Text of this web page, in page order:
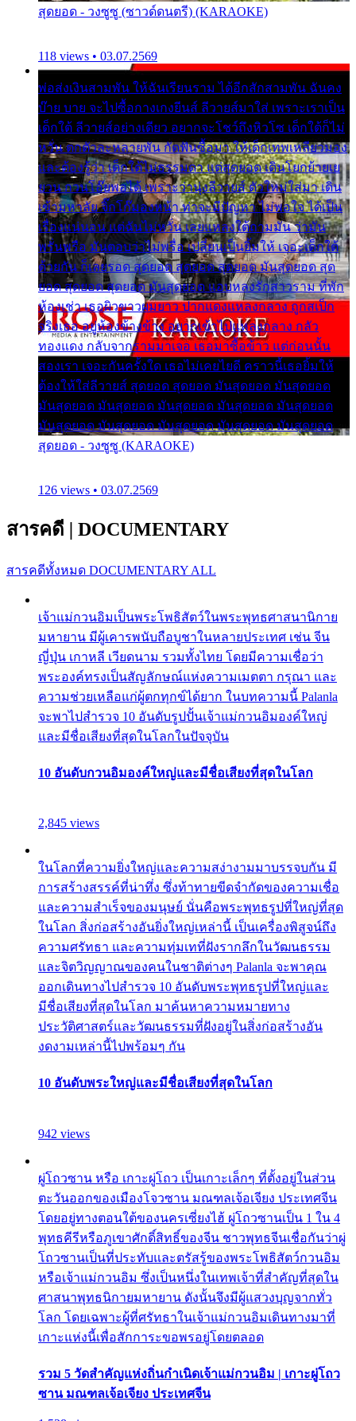
สุดยอด - วงซูซู (ซาวด์ดนตรี) (KARAOKE)
118 views • 03.07.2569
พ่อส่งเงินสามพัน ให้ฉันเรียนราม ได้อีกสักสามพัน ฉันคง
บ๊าย บาย จะไปซื้อกางเกงยีนส์ ลีวายส์มาใส่ เพราะเราเป็น
เด็กใต้ ลีวายส์อย่างเดียว อยากจะโชว์ถึงหิวโซ เด็กใต้ก็ไม่
หวั่น ตกตัวละหลายพัน กัดฟันซื้อมา ให้เด็กเทพเหลียวมอง
และต้องรู้ว่า เด็กใต้ไม่ธรรมดา แต่สุดยอด เดินโยกย้ายเย
ยวน กวนโอ๊ยพอได้ เพราะว่านุ่งลีวายส์ ตัวใหม่ใส่มา เดิน
เข้ามหาลัย จิ๊กโก๊มองหน้า ท่าจะมีปัญหา ไม่พอใจ ได้เป็น
เรื่องแน่นอน แต่ฉันไม่หวั่น เลยแหลงใต้ถามมัน ว่ามัน
พรั่นพรือ มันตอบว่าไม่พรื่อ เปลี่ยนเป็นยิ้มให้ เจอะเด็กใต้
ด้วยกัน ก็เลยรอด สุดยอด สุดยอด สุดยอด มันสุดยอด สุด
ยอด สุดยอด สุดยอด มันสุดยอด แอบหลงรักสาวราม ที่พัก
ห้องเช่า เธอผิวขาวผมยาว ปากแดงแหลงกลาง ถูกสเป็ก
จริงเธอ อยู่ห้องข้างข้าง อยากเข้าไปแหลงกลาง กลัว
ทองแดง กลับจากรามมาเจอ เธอมาซื้อข้าว แต่ก่อนนั้น
สองเรา เจอะกันครั้งใด เธอไม่เคยไยดี คราวนี้เธอยิ้มให้
ต้องให้ใส่ลีวายส์ สุดยอด สุดยอด มันสุดยอด มันสุดยอด
มันสุดยอด มันสุดยอด มันสุดยอด มันสุดยอด มันสุดยอด
มันสุดยอด มันสุดยอด มันสุดยอด มันสุดยอด มันสุดยอด
สุดยอด - วงซูซู (KARAOKE)
126 views • 03.07.2569
สารคดี | DOCUMENTARY
สารคดีทั้งหมด DOCUMENTARY ALL
เจ้าแม่กวนอิมเป็นพระโพธิสัตว์ในพระพุทธศาสนานิกาย
มหายาน มีผู้เคารพนับถือบูชาในหลายประเทศ เช่น จีน
ญี่ปุ่น เกาหลี เวียดนาม รวมทั้งไทย โดยมีความเชื่อว่า
พระองค์ทรงเป็นสัญลักษณ์แห่งความเมตตา กรุณา และ
ความช่วยเหลือแก่ผู้ตกทุกข์ได้ยาก ในบทความนี้ Palanla
จะพาไปสำรวจ 10 อันดับรูปปั้นเจ้าแม่กวนอิมองค์ใหญ่
และมีชื่อเสียงที่สุดในโลกในปัจจุบัน
10 อันดับกวนอิมองค์ใหญ่และมีชื่อเสียงที่สุดในโลก
2,845 views
ในโลกที่ความยิ่งใหญ่และความสง่างามมาบรรจบกัน มี
การสร้างสรรค์ที่น่าทึ่ง ซึ่งท้าทายขีดจำกัดของความเชื่อ
และความสำเร็จของมนุษย์ นั่นคือพระพุทธรูปที่ใหญ่ที่สุด
ในโลก สิ่งก่อสร้างอันยิ่งใหญ่เหล่านี้ เป็นเครื่องพิสูจน์ถึง
ความศรัทธา และความทุ่มเทที่ฝังรากลึกในวัฒนธรรม
และจิตวิญญาณของคนในชาติต่างๆ Palanla จะพาคุณ
ออกเดินทางไปสำรวจ 10 อันดับพระพุทธรูปที่ใหญ่และ
มีชื่อเสียงที่สุดในโลก มาค้นหาความหมายทาง
ประวัติศาสตร์และวัฒนธรรมที่ฝังอยู่ในสิ่งก่อสร้างอัน
งดงามเหล่านี้ไปพร้อมๆ กัน
10 อันดับพระใหญ่และมีชื่อเสียงที่สุดในโลก
942 views
ผู่โถวซาน หรือ เกาะผู่โถว เป็นเกาะเล็กๆ ที่ตั้งอยู่ในส่วน
ตะวันออกของเมืองโจวซาน มณฑลเจ้อเจียง ประเทศจีน
โดยอยู่ทางตอนใต้ของนครเซี่ยงไฮ้ ผู่โถวซานเป็น 1 ใน 4
พุทธคีรีหรือภูเขาศักดิ์สิทธิ์ของจีน ชาวพุทธจีนเชื่อกันว่าผู่
โถวซานเป็นที่ประทับและตรัสรู้ของพระโพธิสัตว์กวนอิม
หรือเจ้าแม่กวนอิม ซึ่งเป็นหนึ่งในเทพเจ้าที่สำคัญที่สุดใน
ศาสนาพุทธนิกายมหายาน ดังนั้นจึงมีผู้แสวงบุญจากทั่ว
โลก โดยเฉพาะผู้ที่ศรัทธาในเจ้าแม่กวนอิมเดินทางมาที่
เกาะแห่งนี้เพื่อสักการะขอพรอยู่โดยตลอด
รวม 5 วัดสำคัญแห่งถิ่นกำเนิดเจ้าแม่กวนอิม | เกาะผู่โถว
ซาน มณฑลเจ้อเจียง ประเทศจีน